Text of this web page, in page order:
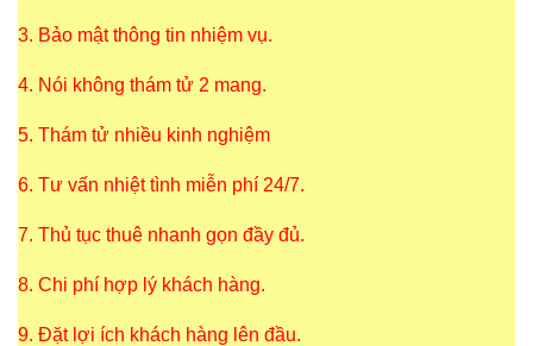
3. Bảo mật thông tin nhiệm vụ.
4. Nói không thám tử 2 mang.
5. Thám tử nhiều kinh nghiệm
6. Tư vấn nhiệt tình miễn phí 24/7.
7. Thủ tục thuê nhanh gọn đầy đủ.
8. Chi phí hợp lý khách hàng.
9. Đặt lợi ích khách hàng lên đầu.